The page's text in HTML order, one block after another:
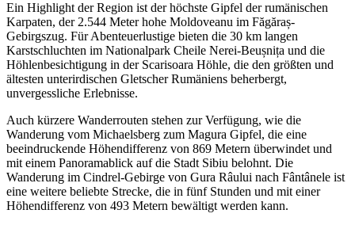
Ein Highlight der Region ist der höchste Gipfel der rumänischen
Karpaten, der 2.544 Meter hohe Moldoveanu im Făgăraș-
Gebirgszug. Für Abenteuerlustige bieten die 30 km langen
Karstschluchten im Nationalpark Cheile Nerei-Beușnița und die
Höhlenbesichtigung in der Scarisoara Höhle, die den größten und
ältesten unterirdischen Gletscher Rumäniens beherbergt,
unvergessliche Erlebnisse.
Auch kürzere Wanderrouten stehen zur Verfügung, wie die
Wanderung vom Michaelsberg zum Magura Gipfel, die eine
beeindruckende Höhendifferenz von 869 Metern überwindet und
mit einem Panoramablick auf die Stadt Sibiu belohnt. Die
Wanderung im Cindrel-Gebirge von Gura Râului nach Fântânele ist
eine weitere beliebte Strecke, die in fünf Stunden und mit einer
Höhendifferenz von 493 Metern bewältigt werden kann.